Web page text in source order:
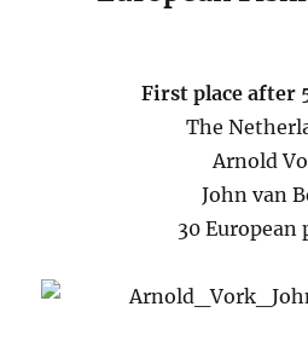
First place after
The
Arnold
John van
30 European